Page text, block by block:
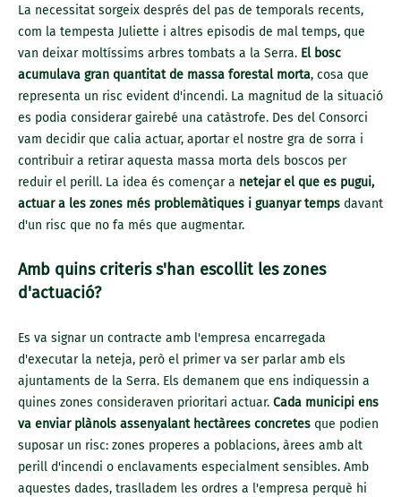
La necessitat sorgeix després del pas de temporals recents,
com la tempesta Juliette i altres episodis de mal temps, que
van deixar moltíssims arbres tombats a la Serra. El bosc
acumulava gran quantitat de massa forestal morta, cosa que
representa un risc evident d'incendi. La magnitud de la situació
es podia considerar gairebé una catàstrofe. Des del Consorci
vam decidir que calia actuar, aportar el nostre gra de sorra i
contribuir a retirar aquesta massa morta dels boscos per
reduir el perill. La idea és començar a netejar el que es pugui,
actuar a les zones més problemàtiques i guanyar temps davant
d'un risc que no fa més que augmentar.
Amb quins criteris s'han escollit les zones
d'actuació?
Es va signar un contracte amb l'empresa encarregada
d'executar la neteja, però el primer va ser parlar amb els
ajuntaments de la Serra. Els demanem que ens indiquessin a
quines zones consideraven prioritari actuar. Cada municipi ens
va enviar plànols assenyalant hectàrees concretes que podien
suposar un risc: zones properes a poblacions, àrees amb alt
perill d'incendi o enclavaments especialment sensibles. Amb
aquestes dades, traslladem les ordres a l'empresa perquè hi